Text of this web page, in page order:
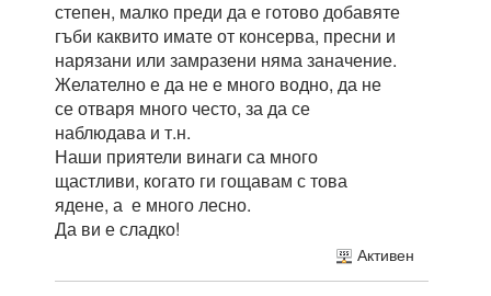
степен, малко преди да е готово добавяте
гъби каквито имате от консерва, пресни и
нарязани или замразени няма заначение.
Желателно е да не е много водно, да не
се отваря много често, за да се
наблюдава и т.н.
Наши приятели винаги са много
щастливи, когато ги гощавам с това
ядене, а е много лесно.
Да ви е сладко!
Активен